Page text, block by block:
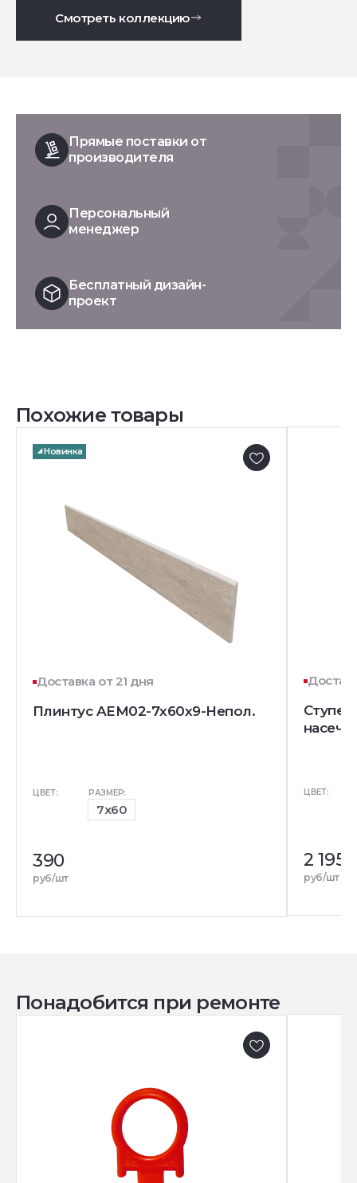
Смотреть коллекцию
Прямые поставки от
производителя
Персональный
менеджер
Бесплатный дизайн-
проект
Похожие товары
Новинка
Доставка от 21 дня
Плинтус AEM02-7x60x9-Непол.
ЦВЕТ: РАЗМЕР:
7x60
390
руб/шт
ЦВЕТ:
2 195
руб/шт
Понадобится при ремонте